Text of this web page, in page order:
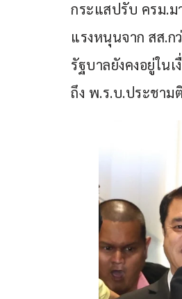
กระแสปรับ ครม.ม
แรงหนุนจาก สส.ก
รัฐบาลยังคงอยู่ใน
ถึง พ.ร.บ.ประชาม